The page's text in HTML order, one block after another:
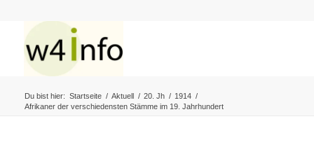
Du bist hier: Startseite / Aktuell / 20. Jh / 1914 /
Afrikaner der verschiedensten Stämme im 19. Jahrhundert